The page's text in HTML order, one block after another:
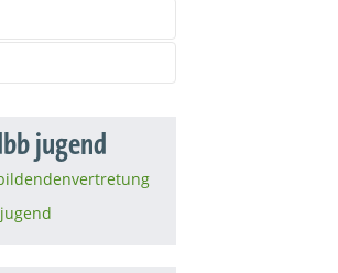
jugend